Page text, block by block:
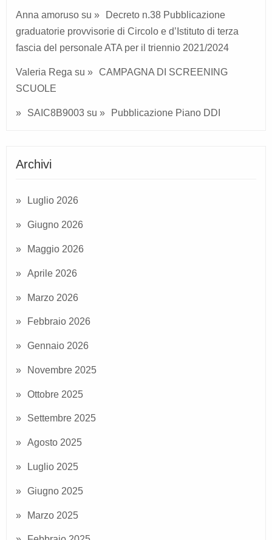
Anna amoruso su
Decreto n.38 Pubblicazione
graduatorie provvisorie di Circolo e d’Istituto di terza
fascia del personale ATA per il triennio 2021/2024
Valeria Rega su
CAMPAGNA DI SCREENING
SCUOLE
SAIC8B9003 su Pubblicazione Piano DDI
Archivi
Luglio 2026
Giugno 2026
Maggio 2026
Aprile 2026
Marzo 2026
Febbraio 2026
Gennaio 2026
Novembre 2025
Ottobre 2025
Settembre 2025
Agosto 2025
Luglio 2025
Giugno 2025
Marzo 2025